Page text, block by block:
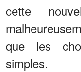
cette
que les
simples.